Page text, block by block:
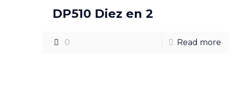
DP510 Diez en 2
0 Read more